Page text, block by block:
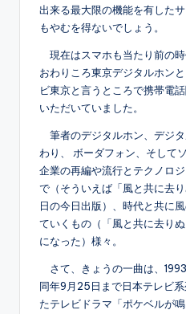
出来る最大限の機能を有した
もやむを得ないでしょう。
現在はスマホも当たり前の
おわりころ東京デジタルホン
ビ東京と言うところで携帯電
いただいていました。
筆者のデジタルホン、デジ
わり、 ボーダフォン、そして
企業の再編や流行とテクノロ
で（そういえば「風と共に去
日の今日出版）、時代と共に
ていくもの（「風と共に去り
になった）様々。
さて、きょうの一曲は、
同年9月25日まで日本テレビ
たテレビドラマ「ポケベルが